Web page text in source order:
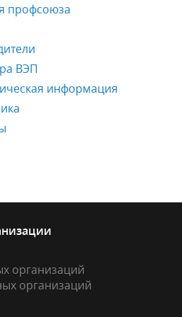
профсоюза
ВЭП
информация
организаций
организаций